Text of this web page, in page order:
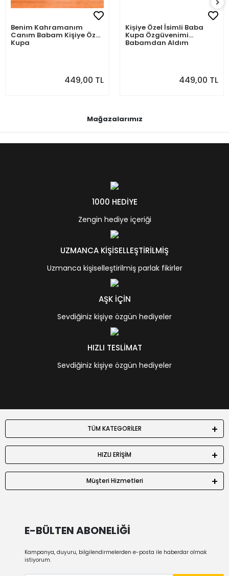
Benim Kahramanım
Canım Babam Kişiye Özel
Kupa
449,00 TL
Kişiye Özel İsimli Baba
Kupa Özgüvenimi
Babamdan Aldım
449,00 TL
Mağazalarımız
1000 HEDİYE
Zengin hediye içeriği
UZMANCA KİŞİSELLEŞTİRİLMİŞ
Uzmanca kişiselleştirilmiş parlak fikirler
AŞK İÇİN
Sevdiğiniz kişiye özgün hediyeler
HIZLI TESLİMAT
Sevdiğiniz kişiye özgün hediyeler
TÜM KATEGORİLER
HIZLI ERİŞİM
Müşteri Hizmetleri
E-BÜLTEN ABONELİĞİ
Kampanya, duyuru, bilgilendirmelerden e-posta ile haberdar olmak
istiyorum.